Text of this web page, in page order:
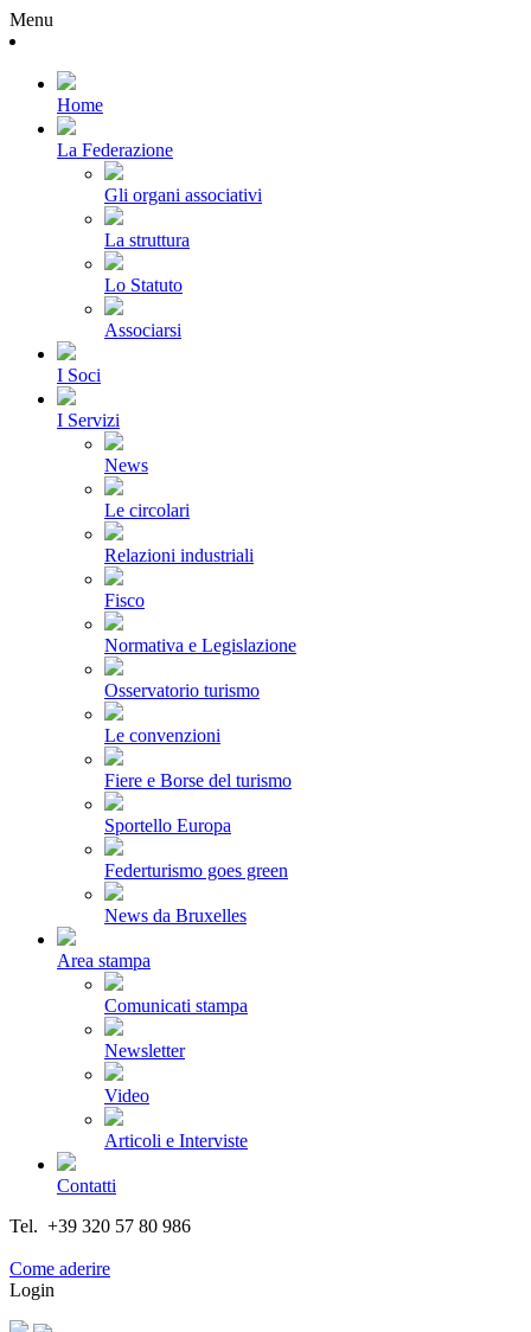
Menu
Home
La Federazione
Gli organi associativi
La struttura
Lo Statuto
Associarsi
I Soci
I Servizi
News
Le circolari
Relazioni industriali
Fisco
Normativa e Legislazione
Osservatorio turismo
Le convenzioni
Fiere e Borse del turismo
Sportello Europa
Federturismo goes green
News da Bruxelles
Area stampa
Comunicati stampa
Newsletter
Video
Articoli e Interviste
Contatti
Tel. +39 320 57 80 986
Come aderire
Login